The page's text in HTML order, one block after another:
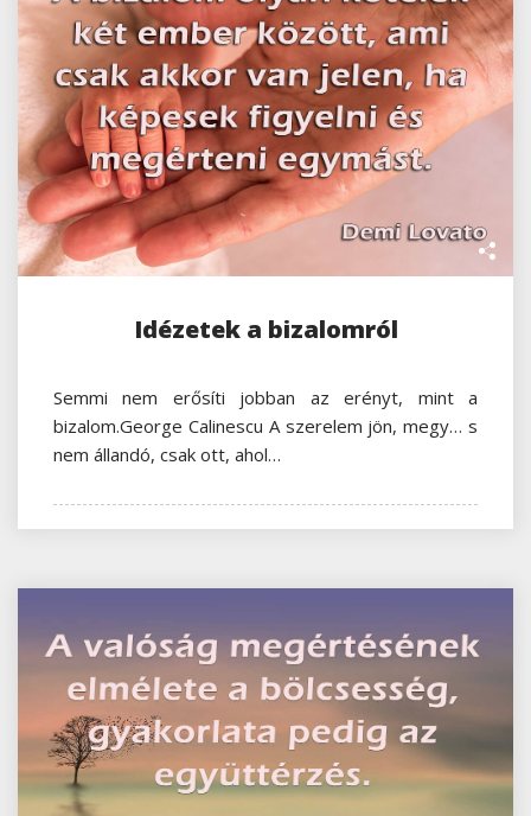
Idézetek a bizalomról
Semmi nem erősíti jobban az erényt, mint a
bizalom.George Calinescu A szerelem jön, megy… s
nem állandó, csak ott, ahol…